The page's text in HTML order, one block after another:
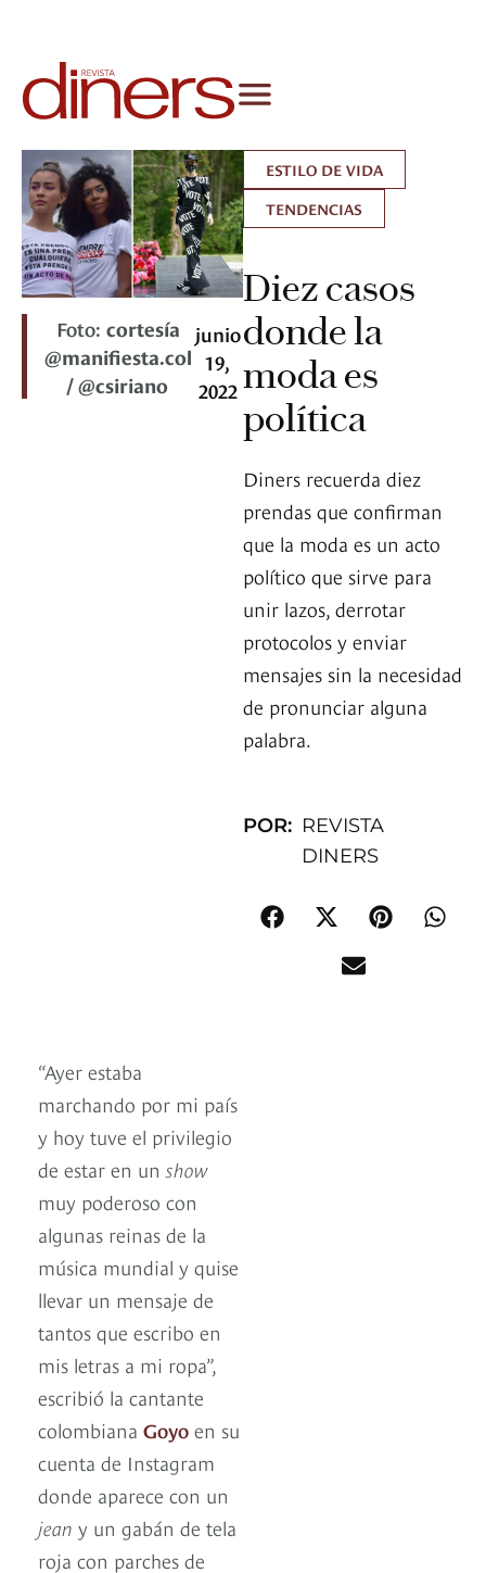
Foto: cortesía
@manifiesta.col
/ @csiriano
junio
19,
2022
ESTILO DE VIDA
TENDENCIAS
Diez casos
donde la
moda es
política
Diners recuerda diez
prendas que confirman
que la moda es un acto
político que sirve para
unir lazos, derrotar
protocolos y enviar
mensajes sin la necesidad
de pronunciar alguna
palabra.
POR: REVISTA
DINERS
“Ayer estaba
marchando por mi país
y hoy tuve el privilegio
de estar en un show
muy poderoso con
algunas reinas de la
música mundial y quise
llevar un mensaje de
tantos que escribo en
mis letras a mi ropa”,
escribió la cantante
colombiana Goyo en su
cuenta de Instagram
donde aparece con un
jean y un gabán de tela
roja con parches de